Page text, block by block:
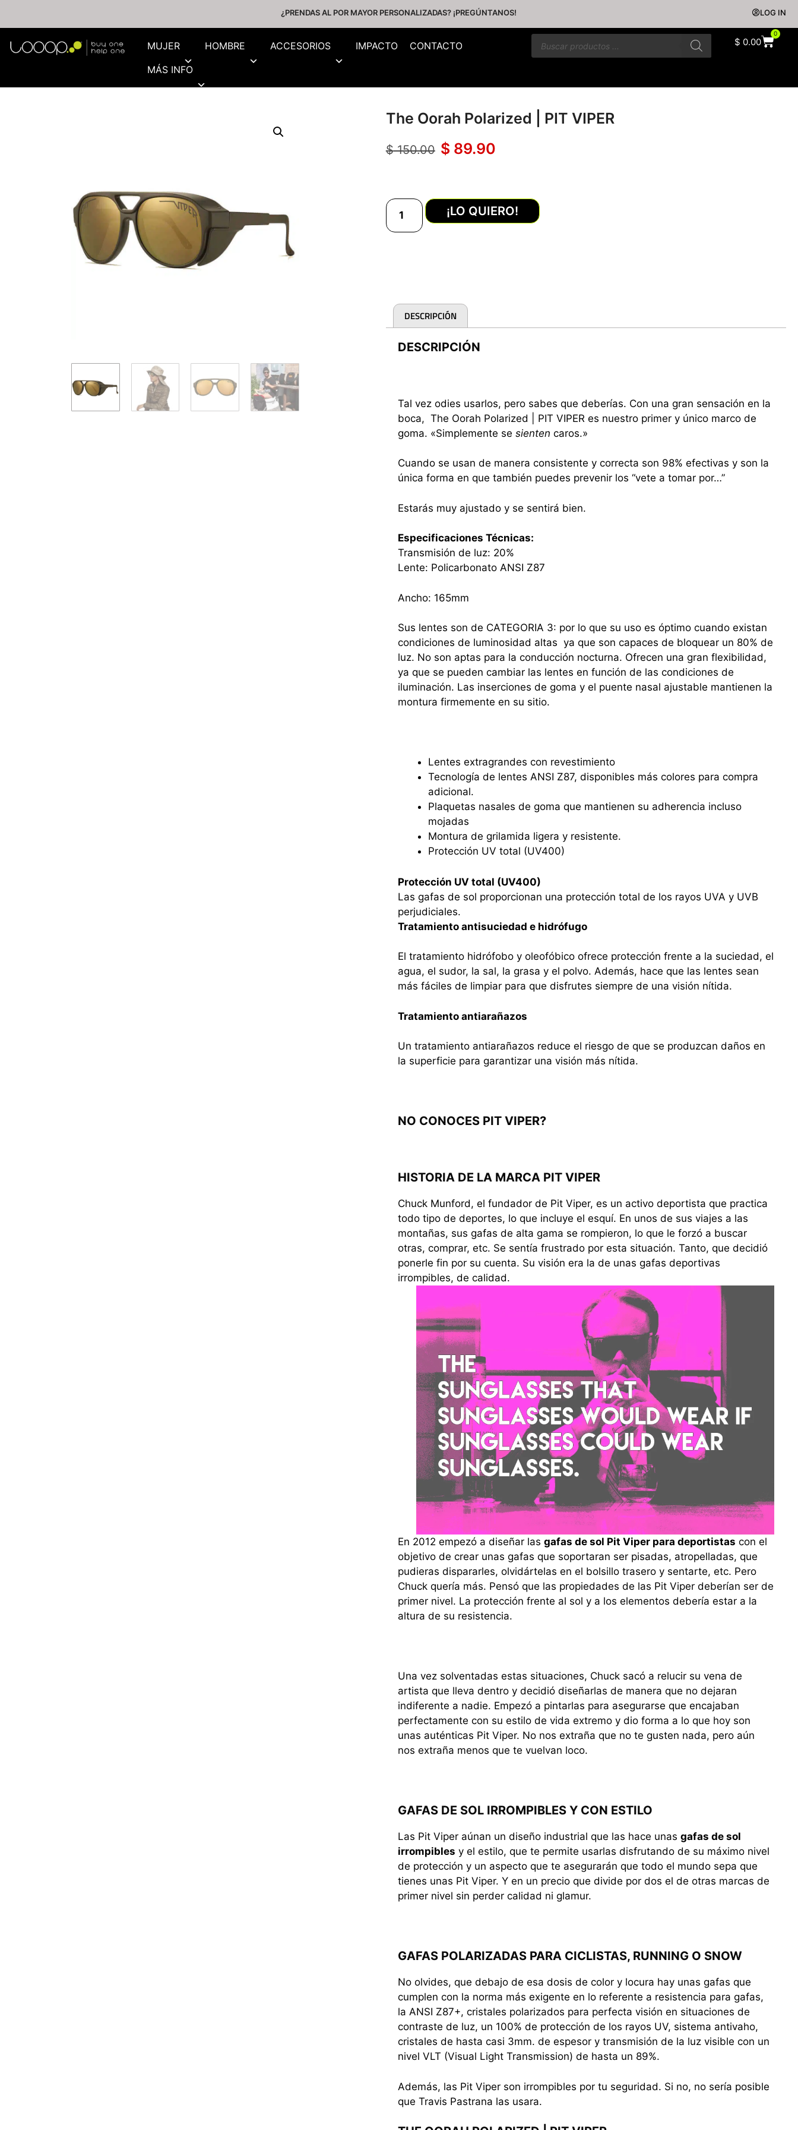
¿PRENDAS AL POR MAYOR PERSONALIZADAS? ¡PREGÚNTANOS! LOG IN
MUJER HOMBRE ACCESORIOS IMPACTO
CONTACTO
MÁS INFO
$ 0.00
0
The Oorah Polarized | PIT VIPER
$150.00 $ 89.90
¡LO QUIERO!
DESCRIPCIÓN
DESCRIPCIÓN
Tal vez odies usarlos, pero sabes que deberías. Con una gran sensación en la
boca, The Oorah Polarized | PIT VIPER es nuestro primer y único marco de
goma. «Simplemente se sienten caros.»
Cuando se usan de manera consistente y correcta son 98% efectivas y son la
única forma en que también puedes prevenir los “vete a tomar por…”
Estarás muy ajustado y se sentirá bien.
Especificaciones Técnicas:
Transmisión de luz: 20%
Lente: Policarbonato ANSI Z87
Ancho: 165mm
Sus lentes son de CATEGORIA 3: por lo que su uso es óptimo cuando existan
condiciones de luminosidad altas ya que son capaces de bloquear un 80% de
luz. No son aptas para la conducción nocturna. Ofrecen una gran flexibilidad,
ya que se pueden cambiar las lentes en función de las condiciones de
iluminación. Las inserciones de goma y el puente nasal ajustable mantienen la
montura firmemente en su sitio.
Lentes extragrandes con revestimiento
Tecnología de lentes ANSI Z87, disponibles más colores para compra
adicional.
Plaquetas nasales de goma que mantienen su adherencia incluso
mojadas
Montura de grilamida ligera y resistente.
Protección UV total (UV400)
Protección UV total (UV400)
Las gafas de sol proporcionan una protección total de los rayos UVA y UVB
perjudiciales.
Tratamiento antisuciedad e hidrófugo
El tratamiento hidrófobo y oleofóbico ofrece protección frente a la suciedad, el
agua, el sudor, la sal, la grasa y el polvo. Además, hace que las lentes sean
más fáciles de limpiar para que disfrutes siempre de una visión nítida.
Tratamiento antiarañazos
Un tratamiento antiarañazos reduce el riesgo de que se produzcan daños en
la superficie para garantizar una visión más nítida.
NO CONOCES PIT VIPER?
HISTORIA DE LA MARCA PIT VIPER
Chuck Munford, el fundador de Pit Viper, es un activo deportista que practica
todo tipo de deportes, lo que incluye el esquí. En unos de sus viajes a las
montañas, sus gafas de alta gama se rompieron, lo que le forzó a buscar
otras, comprar, etc. Se sentía frustrado por esta situación. Tanto, que decidió
ponerle fin por su cuenta. Su visión era la de unas gafas deportivas
irrompibles, de calidad.
En 2012 empezó a diseñar las gafas de sol Pit Viper para deportistas con el
objetivo de crear unas gafas que soportaran ser pisadas, atropelladas, que
pudieras dispararles, olvidártelas en el bolsillo trasero y sentarte, etc. Pero
Chuck quería más. Pensó que las propiedades de las Pit Viper deberían ser de
primer nivel. La protección frente al sol y a los elementos debería estar a la
altura de su resistencia.
Una vez solventadas estas situaciones, Chuck sacó a relucir su vena de
artista que lleva dentro y decidió diseñarlas de manera que no dejaran
indiferente a nadie. Empezó a pintarlas para asegurarse que encajaban
perfectamente con su estilo de vida extremo y dio forma a lo que hoy son
unas auténticas Pit Viper. No nos extraña que no te gusten nada, pero aún
nos extraña menos que te vuelvan loco.
GAFAS DE SOL IRROMPIBLES Y CON ESTILO
Las Pit Viper aúnan un diseño industrial que las hace unas gafas de sol
irrompibles y el estilo, que te permite usarlas disfrutando de su máximo nivel
de protección y un aspecto que te asegurarán que todo el mundo sepa que
tienes unas Pit Viper. Y en un precio que divide por dos el de otras marcas de
primer nivel sin perder calidad ni glamur.
GAFAS POLARIZADAS PARA CICLISTAS, RUNNING O SNOW
No olvides, que debajo de esa dosis de color y locura hay unas gafas que
cumplen con la norma más exigente en lo referente a resistencia para gafas,
la ANSI Z87+, cristales polarizados para perfecta visión en situaciones de
contraste de luz, un 100% de protección de los rayos UV, sistema antivaho,
cristales de hasta casi 3mm. de espesor y transmisión de la luz visible con un
nivel VLT (Visual Light Transmission) de hasta un 89%.
Además, las Pit Viper son irrompibles por tu seguridad. Si no, no sería posible
que Travis Pastrana las usara.